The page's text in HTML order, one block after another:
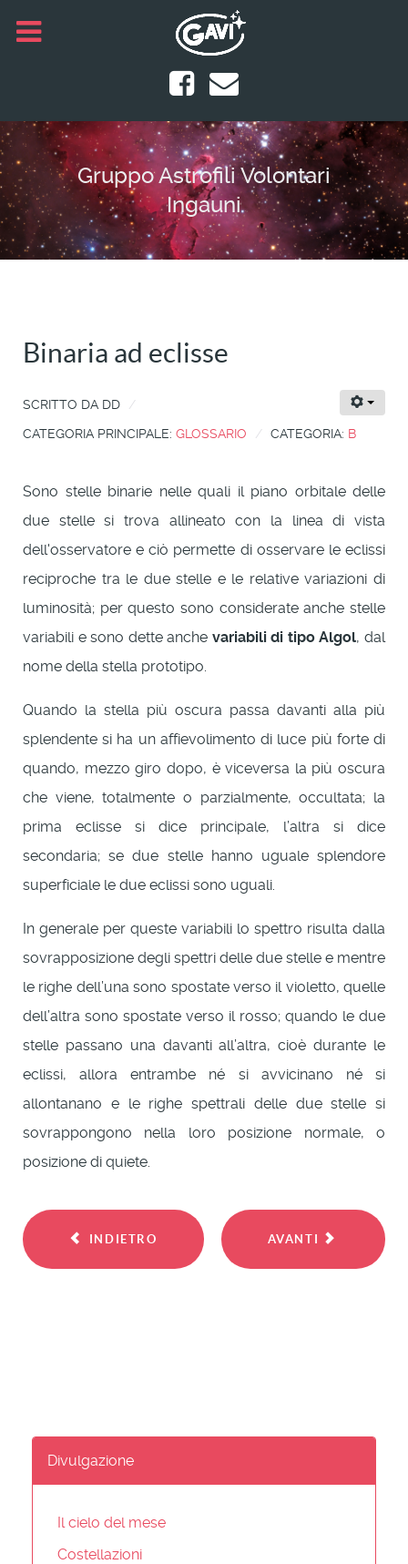
Gruppo Astrofili Volontari
Ingauni
Binaria ad eclisse
SCRITTO DA DD
CATEGORIA PRINCIPALE: GLOSSARIO CATEGORIA: B
Sono stelle binarie nelle quali il piano orbitale delle
due stelle si trova allineato con la linea di vista
dell'osservatore e ciò permette di osservare le eclissi
reciproche tra le due stelle e le relative variazioni di
luminosità; per questo sono considerate anche stelle
variabili e sono dette anche variabili di tipo Algol, dal
nome della stella prototipo.
Quando la stella più oscura passa davanti alla più
splendente si ha un affievolimento di luce più forte di
quando, mezzo giro dopo, è viceversa la più oscura
che viene, totalmente o parzialmente, occultata; la
prima eclisse si dice principale, l’altra si dice
secondaria; se due stelle hanno uguale splendore
superficiale le due eclissi sono uguali.
In generale per queste variabili lo spettro risulta dalla
sovrapposizione degli spettri delle due stelle e mentre
le righe dell’una sono spostate verso il violetto, quelle
dell’altra sono spostate verso il rosso; quando le due
stelle passano una davanti all’altra, cioè durante le
eclissi, allora entrambe né si avvicinano né si
allontanano e le righe spettrali delle due stelle si
sovrappongono nella loro posizione normale, o
posizione di quiete.
INDIETRO AVANTI
Divulgazione
Il cielo del mese
Costellazioni